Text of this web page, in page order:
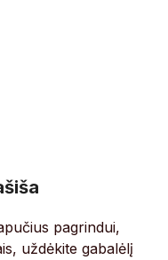
pagrindui,
uždėkite gabalėlį